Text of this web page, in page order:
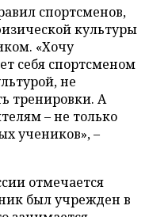
спортсменов,
культуры
«Хочу
себя спортсменом
не
тренировки. А
– не только
учеников», –
отмечается
был учрежден в